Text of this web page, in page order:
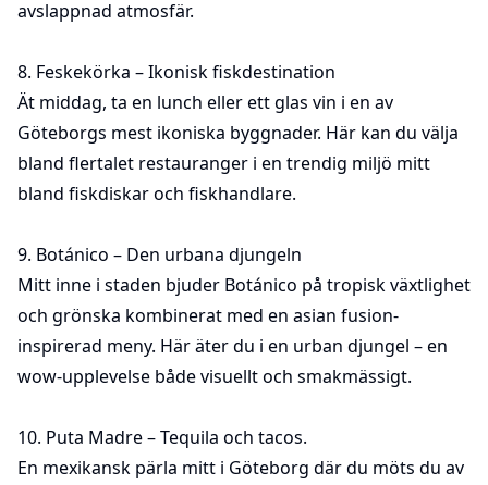
avslappnad atmosfär.
8. Feskekörka – Ikonisk fiskdestination
Ät middag, ta en lunch eller ett glas vin i en av
Göteborgs mest ikoniska byggnader. Här kan du välja
bland flertalet restauranger i en trendig miljö mitt
bland fiskdiskar och fiskhandlare.
9. Botánico – Den urbana djungeln
Mitt inne i staden bjuder Botánico på tropisk växtlighet
och grönska kombinerat med en asian fusion-
inspirerad meny. Här äter du i en urban djungel – en
wow-upplevelse både visuellt och smakmässigt.
10. Puta Madre– Tequila och tacos.
En mexikansk pärla mitt i Göteborg där du möts du av